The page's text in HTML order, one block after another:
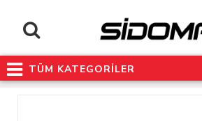
TÜM KATEGORİLER